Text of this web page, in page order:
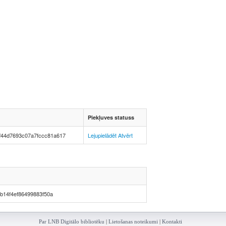
Piekļuves statuss
LejupielādētAtvērt
Par LNB Digitālo bibliotēku | Lietošanas noteikumi | Kontakti